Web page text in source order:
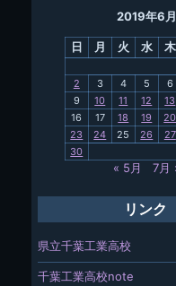
2019年6月
日 月 火 水 木
2
3 4 5 6
9
10 11 12 13
16
17 18 19 20
23
24 25 26 27
30
« 5月 7月
リンク
県立千葉工業高校
千葉工業高校note